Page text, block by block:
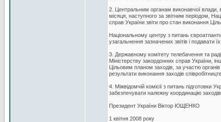
2. Центральним органам виконавчої влади,
місяця, наступного за звітним періодом,
справ України звіти про стан виконання
Національному центру з питань
узагальнення зазначених звітів і подавати
3. Державному комітету телебачення та
Міністерству закордонних справ України,
Цільовим планом заходів, за участю
результати виконання заходів
4. Міжвідомчій комісії з питань підготовки
забезпечувати належну координацію
Президент України Віктор ЮЩЕНКО
1 квітня 2008 року